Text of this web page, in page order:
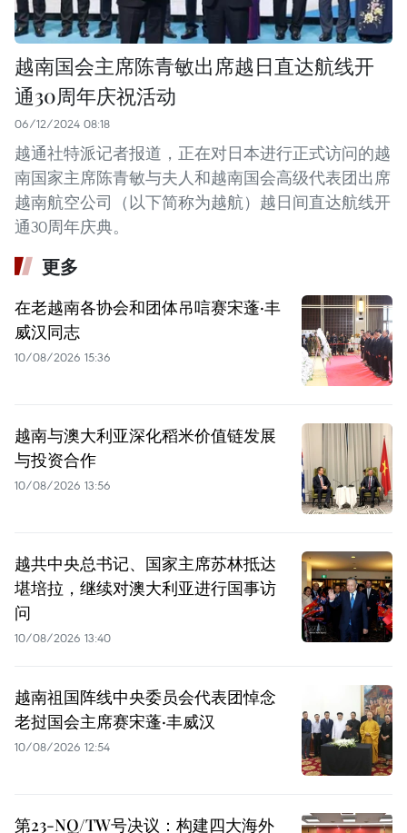
越南国会主席陈青敏出席越日直达航线开
通30周年庆祝活动
06/12/2024 08:18
越通社特派记者报道，正在对日本进行正式访问的越
南国家主席陈青敏与夫人和越南国会高级代表团出席
越南航空公司（以下简称为越航）越日间直达航线开
通30周年庆典。
更多
在老越南各协会和团体吊唁赛宋蓬·丰
威汉同志
10/08/2026 15:36
越南与澳大利亚深化稻米价值链发展
与投资合作
10/08/2026 13:56
越共中央总书记、国家主席苏林抵达
堪培拉，继续对澳大利亚进行国事访
问
10/08/2026 13:40
越南祖国阵线中央委员会代表团悼念
老挝国会主席赛宋蓬·丰威汉
10/08/2026 12:54
第23-NQ/TW号决议：构建四大海外